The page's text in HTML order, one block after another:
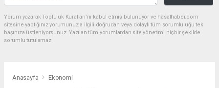
Yorum yazarak Topluluk Kuralları’nı kabul etmiş bulunuyor ve hasathaber.com
sitesine yaptığınız yorumunuzla ilgili doğrudan veya dolaylı tüm sorumluluğu tek
başınıza üstleniyorsunuz. Yazılan tüm yorumlardan site yönetimi hiçbir şekilde
sorumlu tutulamaz.
Anasayfa Ekonomi